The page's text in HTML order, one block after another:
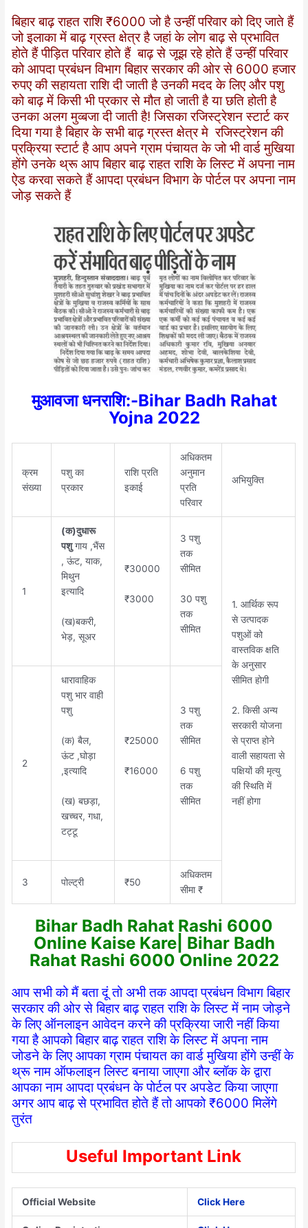
बिहार बाढ़ राहत राशि ₹6000 जो है उन्हीं परिवार को दिए जाते हैं
जो इलाका में बाढ़ ग्रस्त क्षेत्र है जहां के लोग बाढ़ से प्रभावित
होते हैं पीड़ित परिवार होते हैं बाढ़ से जूझ रहे होते हैं उन्हीं परिवार
को आपदा प्रबंधन विभाग बिहार सरकार की ओर से 6000 हजार
रुपए की सहायता राशि दी जाती है उनकी मदद के लिए और पशु
को बाढ़ में किसी भी प्रकार से मौत हो जाती है या छति होती है
उनका अलग मुव्बजा दी जाती है! जिसका रजिस्ट्रेशन स्टार्ट कर
दिया गया है बिहार के सभी बाढ़ ग्रस्त क्षेत्र मे रजिस्ट्रेशन की
प्रक्रिया स्टार्ट है आप अपने ग्राम पंचायत के जो भी वार्ड मुखिया
होंगे उनके थ्रू आप बिहार बाढ़ राहत राशि के लिस्ट में अपना नाम
ऐड करवा सकते हैं आपदा प्रबंधन विभाग के पोर्टल पर अपना नाम
जोड़ सकते हैं
मुआवजा धनराशि:-Bihar Badh Rahat
Yojna 2022
क्रम
संख्या
पशु का
प्रकार
राशि प्रति
इकाई
अधिकतम
अनुमान
प्रति
परिवार
अभियुक्ति
1
(क)दुधारू
पशुगाय ,भैंस
, ऊंट, याक,
मिथुन
इत्यादि
(ख)बकरी,
भेड़, सूअर
₹30000
₹3000
3 पशु
तक
सीमित
30 पशु
तक
सीमित
1. आर्थिक रूप
से उत्पादक
पशुओं को
वास्तविक क्षति
के अनुसार
सीमित होगी
2. किसी अन्य
सरकारी योजना
से प्राप्त होने
वाली सहायता से
पक्षियों की मृत्यु
की स्थिति में
नहीं होगा
2
धारावाहिक
पशु भार वाही
पशु
(क) बैल,
ऊंट ,घोड़ा
,इत्यादि
(ख) बछड़ा,
खच्चर, गधा,
टट्टू
₹25000
₹16000
3 पशु
तक
सीमित
6 पशु
तक
सीमित
3 पोल्ट्री ₹50
अधिकतम
सीमा ₹
Bihar Badh Rahat Rashi 6000
Online Kaise Kare| Bihar Badh
Rahat Rashi 6000 Online 2022
आप सभी को मैं बता दूं तो अभी तक आपदा प्रबंधन विभाग बिहार
सरकार की ओर से बिहार बाढ़ राहत राशि के लिस्ट में नाम जोड़ने
के लिए ऑनलाइन आवेदन करने की प्रक्रिया जारी नहीं किया
गया है आपको बिहार बाढ़ राहत राशि के लिस्ट में अपना नाम
जोडने के लिए आपका ग्राम पंचायत का वार्ड मुखिया होंगे उन्हीं के
थ्रू नाम ऑफलाइन लिस्ट बनाया जाएगा और ब्लॉक के द्वारा
आपका नाम आपदा प्रबंधन के पोर्टल पर अपडेट किया जाएगा
अगर आप बाढ़ से प्रभावित होते हैं तो आपको ₹6000 मिलेंगे
तुरंत
Useful Important Link
Official Website Click Here